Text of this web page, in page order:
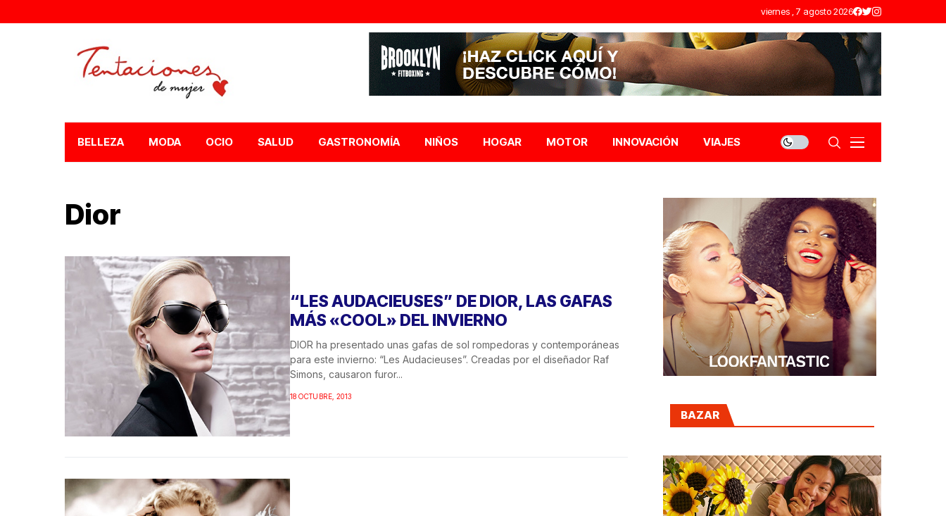
viernes , 7 agosto 2026
BELLEZA MODA OCIO SALUD GASTRONOMÍA NIÑOS HOGAR MOTOR INNOVACIÓN VIAJES
Dior
“LES AUDACIEUSES” DE DIOR, LAS GAFAS
MÁS «COOL» DEL INVIERNO
DIOR ha presentado unas gafas de sol rompedoras y contemporáneas
para este invierno: “Les Audacieuses”. Creadas por el diseñador Raf
Simons, causaron furor...
18 OCTUBRE, 2013
BAZAR